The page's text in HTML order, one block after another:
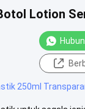
Lotion
250ml